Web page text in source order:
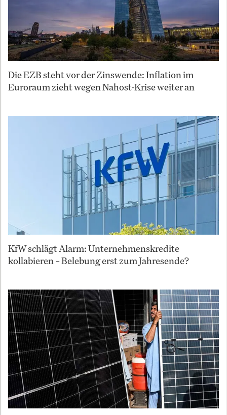
Die EZB steht vor der Zinswende: Inflation im
Euroraum zieht wegen Nahost-Krise weiter an
KfW schlägt Alarm: Unternehmenskredite
kollabieren – Belebung erst zum Jahresende?